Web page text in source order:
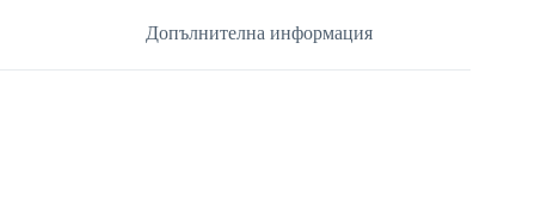
Допълнителна информация